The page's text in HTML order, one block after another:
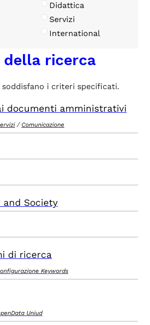
Didattica
Servizi
International
ricerca
soddisfano i criteri specificati.
documenti amministrativi
/ Comunicazione
and Society
di ricerca
Keywords
Uniud